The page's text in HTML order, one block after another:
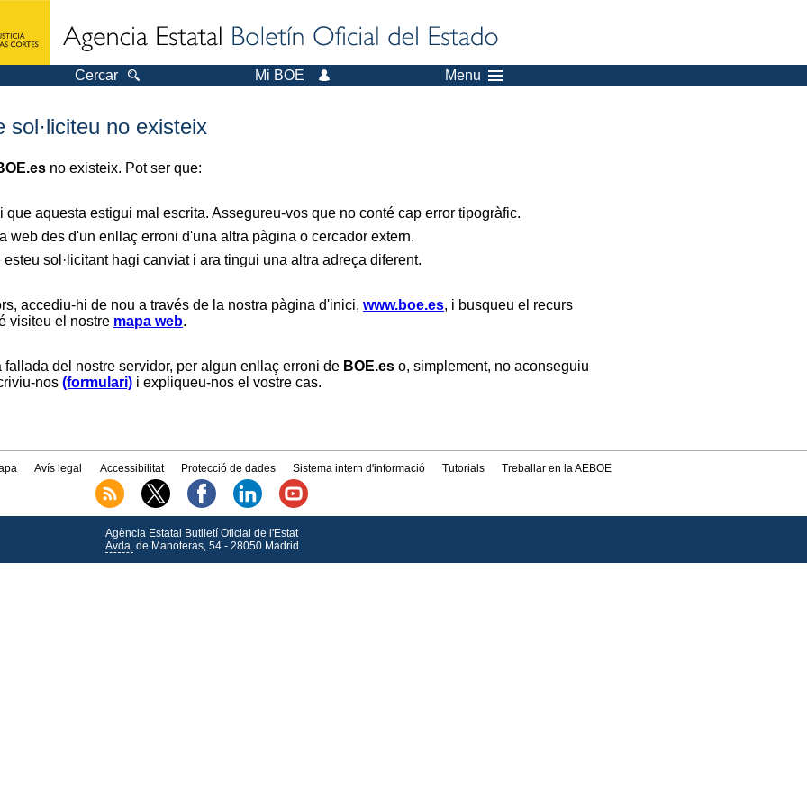
Cercar Mi BOE Menu
no existeix
no existeix. Pot ser que:
aquesta estigui mal escrita. Assegureu-vos que no conté cap error tipogràfic.
web des d'un enllaç erroni d'una altra pàgina o cercador extern.
sol·licitant hagi canviat i ara tingui una altra adreça diferent.
accediu-hi de nou a través de la nostra pàgina d'inici, www.boe.es, i busqueu el recurs
visiteu el nostre mapa web.
del nostre servidor, per algun enllaç erroni de BOE.es o, simplement, no aconseguiu
nos (formulari) i expliqueu-nos el vostre cas.
Avís legal Accessibilitat Protecció de dades Sistema intern d'informació Tutorials Treballar en la AEBOE
Agència Estatal Butlletí Oficial de l'Estat
Avda.de Manoteras, 54 - 28050 Madrid